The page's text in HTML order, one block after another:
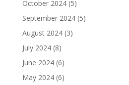
October 2024(5)
September 2024(5)
August 2024(3)
July 2024(8)
June 2024(6)
May 2024(6)